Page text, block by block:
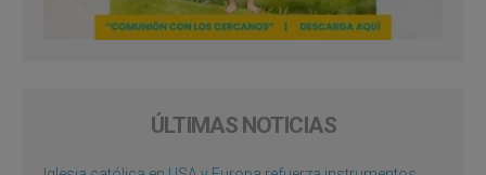
ÚLTIMAS NOTICIAS